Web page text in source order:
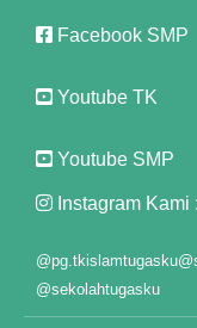
Facebook SMP
Youtube TK
Youtube SMP
Instagram Kami :
@pg.tkislamtugasku
@sekolahtugasku